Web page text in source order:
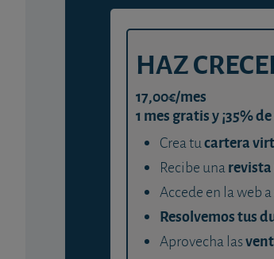
HAZ
17,00€/mes
1 mes gratis y ¡35%
Crea tucartera
Recibe una
Accede en la web a
Resolvemos tus
Aprovecha las